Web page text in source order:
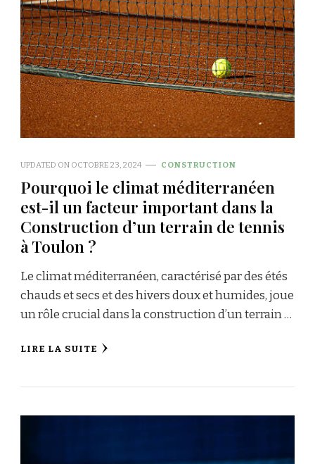
UPDATED ON OCTOBRE 23, 2024 CONSTRUCTION
Pourquoi le climat méditerranéen
est-il un facteur important dans la
Construction d’un terrain de tennis
à Toulon ?
Le climat méditerranéen, caractérisé par des étés
chauds et secs et des hivers doux et humides, joue
un rôle crucial dans la construction d’un terrain …
LIRE LA SUITE